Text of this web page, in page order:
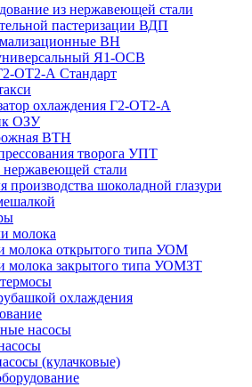
из нержавеющей стали
пастеризации ВДП
ВН
Я1-ОСВ
ОТ2-А Стандарт
охлаждения Г2-ОТ2-А
ОЗУ
ВТН
творога УПТ
нержавеющей стали
производства шоколадной глазури
молока
молока открытого типа УОМ
молока закрытого типа УОМЗТ
охлаждения
насосы
(кулачковые)